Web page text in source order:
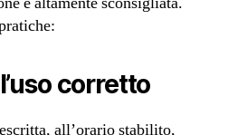
corretto
all’orario stabilito,